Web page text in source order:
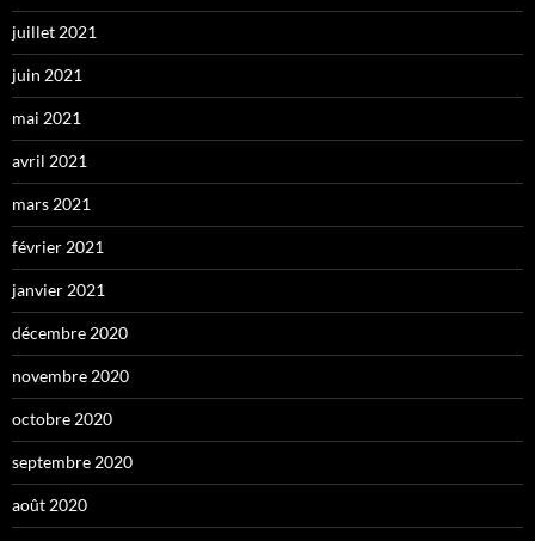
juillet 2021
juin 2021
mai 2021
avril 2021
mars 2021
février 2021
janvier 2021
décembre 2020
novembre 2020
octobre 2020
septembre 2020
août 2020